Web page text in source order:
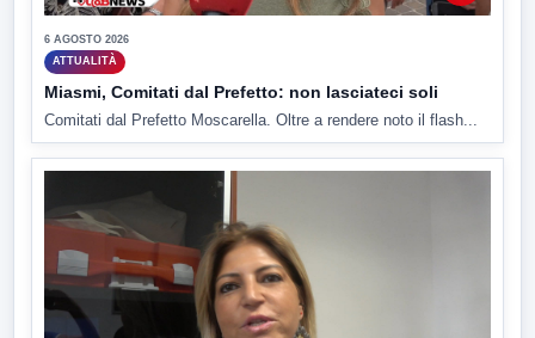
6 AGOSTO 2026
ATTUALITÀ
Miasmi, Comitati dal Prefetto: non lasciateci soli
Comitati dal Prefetto Moscarella. Oltre a rendere noto il flash...